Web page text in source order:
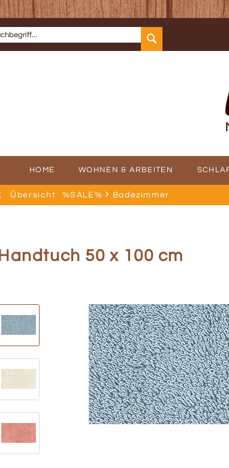
HOME WOHNEN & ARBEITEN
Übersicht %SALE% Badezimmer
Handtuch 50 x 100 cm